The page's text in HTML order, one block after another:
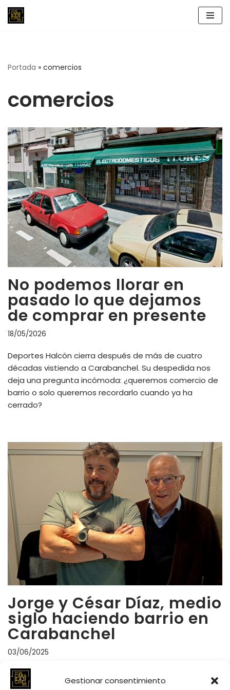
Gestionar consentimiento
Portada » comercios
comercios
No podemos llorar en
pasado lo que dejamos
de comprar en presente
18/05/2026
Deportes Halcón cierra después de más de cuatro
décadas vistiendo a Carabanchel. Su despedida nos
deja una pregunta incómoda: ¿queremos comercio de
barrio o solo queremos recordarlo cuando ya ha
cerrado?
Jorge y César Díaz, medio
siglo haciendo barrio en
Carabanchel
03/06/2025
De las bravas del Cisne a las zapaterías MC, pasando
por el bar Pocitos y la óptica Ramos, la historia de esta